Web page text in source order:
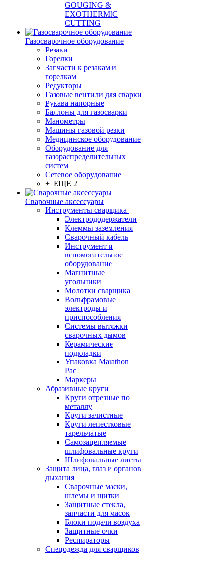
GOUGING &
EXOTHERMIC
CUTTING
Газосварочное оборудование
Резаки
Горелки
Запчасти к резакам и
горелкам
Редукторы
Газовые вентили для сварки
Рукава напорные
Баллоны для газосварки
Манометры
Машины газовой резки
Медицинское оборудование
Оборудование для
газораспределительных
систем
Сетевое оборудование
+ ЕЩЕ 2
Сварочные аксессуары
Инструменты сварщика
Электрододержатели
Клеммы заземления
Сварочный кабель
Инструмент и
вспомогательное
оборудование
Магнитные
угольники
Молотки сварщика
Вольфрамовые
электроды и
приспособления
Системы вытяжки
сварочных дымов
Керамические
подкладки
Упаковка Marathon
Pac
Маркеры
Абразивные круги
Круги отрезные по
металлу
Круги зачистные
Круги лепестковые
тарельчатые
Самозацепляемые
шлифовальные круги
Шлифовальные листы
Защита лица, глаз и органов
дыхания
Сварочные маски,
шлемы и щитки
Защитные стекла,
запчасти для масок
Блоки подачи воздуха
Защитные очки
Респираторы
Спецодежда для сварщиков